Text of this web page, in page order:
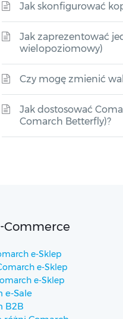
Jak skonfigurować
Jak zaprezentować
wielopoziomowy)
Czy mogę zmienić
Jak dostosować
Comarch Betterfly)?
Commerce
e-Sklep
e-Sklep
e-Sklep
e-Sale
B2B